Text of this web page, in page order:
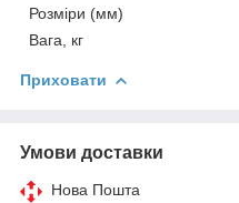
Розміри (мм)
Вага, кг
Приховати
Умови доставки
Нова Пошта